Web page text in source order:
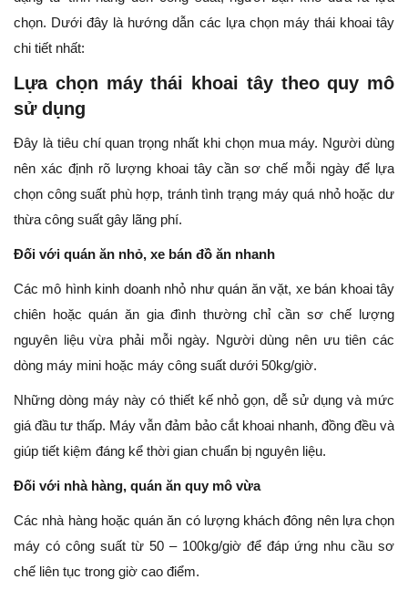
chọn. Dưới đây là hướng dẫn các lựa chọn máy thái khoai tây
chi tiết nhất:
Lựa chọn máy thái khoai tây theo quy mô
sử dụng
Đây là tiêu chí quan trọng nhất khi chọn mua máy. Người dùng
nên xác định rõ lượng khoai tây cần sơ chế mỗi ngày để lựa
chọn công suất phù hợp, tránh tình trạng máy quá nhỏ hoặc dư
thừa công suất gây lãng phí.
Đối với quán ăn nhỏ, xe bán đồ ăn nhanh
Các mô hình kinh doanh nhỏ như quán ăn vặt, xe bán khoai tây
chiên hoặc quán ăn gia đình thường chỉ cần sơ chế lượng
nguyên liệu vừa phải mỗi ngày. Người dùng nên ưu tiên các
dòng máy mini hoặc máy công suất dưới 50kg/giờ.
Những dòng máy này có thiết kế nhỏ gọn, dễ sử dụng và mức
giá đầu tư thấp. Máy vẫn đảm bảo cắt khoai nhanh, đồng đều và
giúp tiết kiệm đáng kể thời gian chuẩn bị nguyên liệu.
Đối với nhà hàng, quán ăn quy mô vừa
Các nhà hàng hoặc quán ăn có lượng khách đông nên lựa chọn
máy có công suất từ 50 – 100kg/giờ để đáp ứng nhu cầu sơ
chế liên tục trong giờ cao điểm.